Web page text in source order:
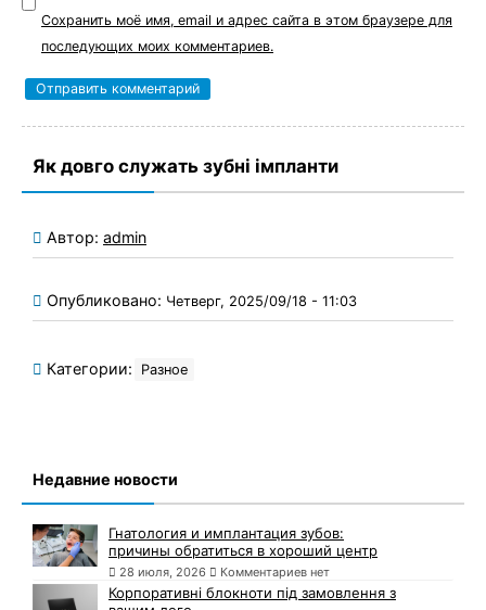
Сохранить моё имя, email и адрес сайта в этом браузере для
последующих моих комментариев.
Як довго служать зубні імпланти
Автор: admin
Опубликовано: Четверг, 2025/09/18 - 11:03
Категории: Разное
Недавние новости
Гнатология и имплантация зубов:
причины обратиться в хороший центр
28 июля, 2026 Комментариев нет
Корпоративні блокноти під замовлення з